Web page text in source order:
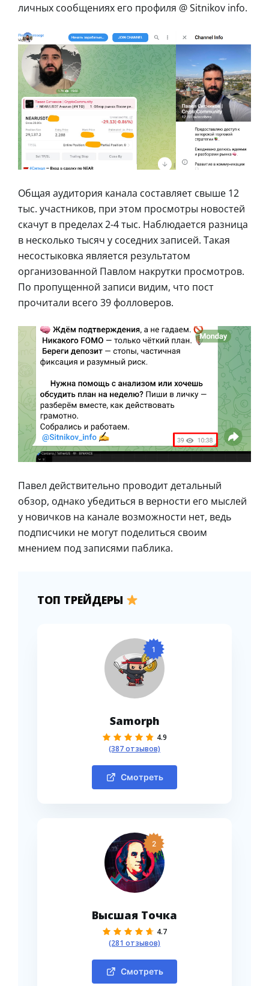
личных сообщениях его профиля @ Sitnikov info.
Общая аудитория канала составляет свыше 12
тыс. участников, при этом просмотры новостей
скачут в пределах 2-4 тыс. Наблюдается разница
в несколько тысяч у соседних записей. Такая
несостыковка является результатом
организованной Павлом накрутки просмотров.
По пропущенной записи видим, что пост
прочитали всего 39 фолловеров.
Павел действительно проводит детальный
обзор, однако убедиться в верности его мыслей
у новичков на канале возможности нет, ведь
подписчики не могут поделиться своим
мнением под записями паблика.
ТОП ТРЕЙДЕРЫ
1
Samorph
4.9
(387 отзывов)
Смотреть
2
Высшая Точка
4.7
(281 отзывов)
Смотреть